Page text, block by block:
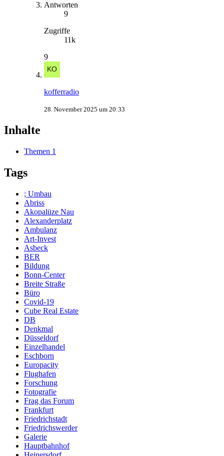
Antworten
9
Zugriffe
11k
9
kofferradio
28. November 2025 um 20:33
Inhalte
Themen 1
Tags
; Umbau
Abriss
Akopalüze Nau
Alexanderplatz
Ambulanz
Art-Invest
Asbeck
BER
Bildung
Bonn-Center
Breite Straße
Büro
Covid-19
Cube Real Estate
DB
Denkmal
Düsseldorf
Einzelhandel
Eschborn
Europacity
Flughafen
Forschung
Fotografie
Frag das Forum
Frankfurt
Friedrichstadt
Friedrichswerder
Galerie
Hauptbahnhof